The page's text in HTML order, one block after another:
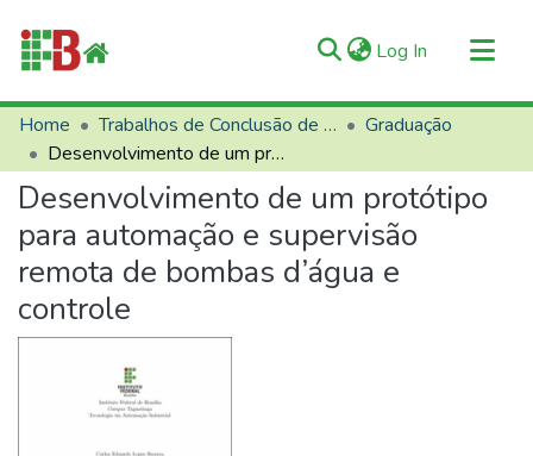
Log In (current)
Communities & Collections
All of RIIFB
Manuals and Terms
Statistics
About RIIFB
Help
Home Trabalhos de Conclusão de Curso (TCCs)
Graduação
Desenvolvimento de um protótipo para automação e supervisão remota de bombas d’água e controle
Desenvolvimento de um protótipo
para automação e supervisão
remota de bombas d’água e
controle